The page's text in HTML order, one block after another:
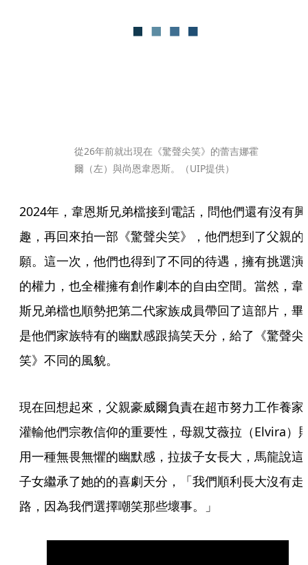
從26年前就出現在《驚聲尖笑》的蕾吉娜霍
爾（左）與尚恩韋恩斯。（UIP提供）
2024年，韋恩斯兄弟檔接到電話，問他們還有沒有興
趣，再回來拍一部《驚聲尖笑》，他們想到了父親的
願。這一次，他們也得到了不同的待遇，擁有挑選演
的權力，也全權擁有創作劇本的自由空間。當然，韋
斯兄弟檔也順勢把第二代家族成員帶回了這部片，畢
是他們家族特有的幽默感跟搞笑天分，給了《驚聲尖
笑》不同的風貌。
現在回想起來，父親豪威爾負責在超市努力工作養家
灌輸他們宗教信仰的重要性，母親艾薇拉（Elvira）
用一種無畏無懼的幽默感，拉拔子女長大，馬龍說這
子女繼承了她的的喜劇天分，「我們順利長大沒有走
路，因為我們選擇嘲笑那些壞事。」